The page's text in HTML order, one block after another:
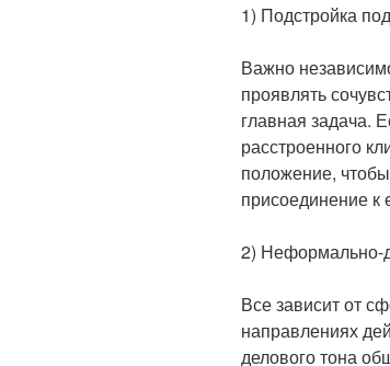
1) Подстройка
Важно
проявлять
главная задача.
расстроенного
положение,
присоединение к
2) Неформально-
Все зависит от
направлениях
делового тона